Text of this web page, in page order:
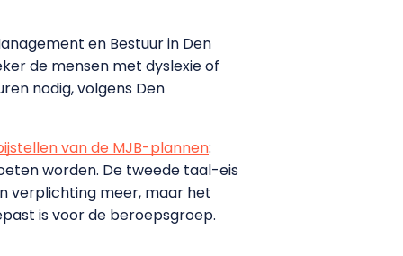
en Bestuur in Den
de mensen met dyslexie of
nodig, volgens Den
van de MJB-plannen:
worden. De tweede taal-eis
verplichting meer, maar het
is voor de beroepsgroep.